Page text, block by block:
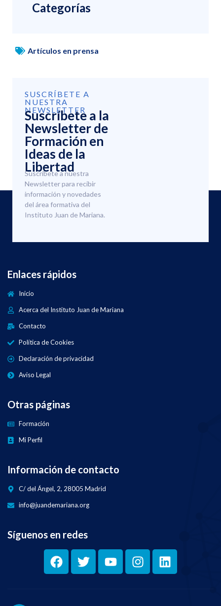
Categorías
Artículos en prensa
SUSCRÍBETE A
NUESTRA
NEWSLETTER
Suscríbete a la
Newsletter de
Formación en
Ideas de la
Libertad
Suscríbete a nuestra
Newsletter para recibir
información y novedades
del área formativa del
Instituto Juan de Mariana.
Enlaces rápidos
Inicio
Acerca del Instituto Juan de Mariana
Contacto
Política de Cookies
Declaración de privacidad
Aviso Legal
Otras páginas
Formación
Mi Perfil
Información de contacto
C/ del Ángel, 2, 28005 Madrid
info@juandemariana.org
Síguenos en redes